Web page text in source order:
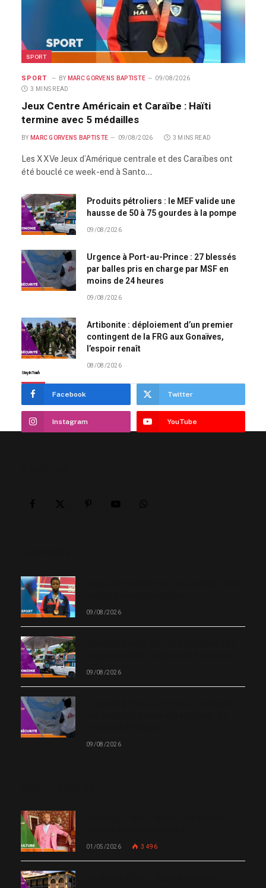
SPORT
SPORT BY MARC GORVENS BAPTISTE
09/08/2026
3 MINS READ
Jeux Centre Américain et Caraïbe : Haïti
termine avec 5 médailles
BY MARC GORVENS BAPTISTE 09/08/2026 3 MINS READ
Les XXVe Jeux d’Amérique centrale et des Caraïbes ont
été bouclé ce week-end à Santo…
Produits pétroliers : le MEF valide une
hausse de 50 à 75 gourdes à la pompe
09/08/2026
Urgence à Port-au-Prince : 27 blessés
par balles pris en charge par MSF en
moins de 24 heures
09/08/2026
Artibonite : déploiement d’un premier
contingent de la FRG aux Gonaïves,
l’espoir renaît
08/08/2026
Stay In Touch
Facebook Twitter
Instagram YouTube
09/08/2026
09/08/2026
09/08/2026
01/05/2026 3 496